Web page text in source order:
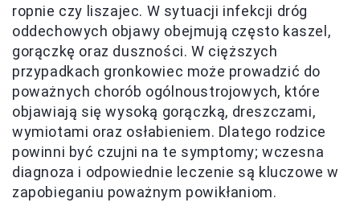
ropnie czy liszajec. W sytuacji infekcji dróg
oddechowych objawy obejmują często kaszel,
gorączkę oraz duszności. W cięższych
przypadkach gronkowiec może prowadzić do
poważnych chorób ogólnoustrojowych, które
objawiają się wysoką gorączką, dreszczami,
wymiotami oraz osłabieniem. Dlatego rodzice
powinni być czujni na te symptomy; wczesna
diagnoza i odpowiednie leczenie są kluczowe w
zapobieganiu poważnym powikłaniom.